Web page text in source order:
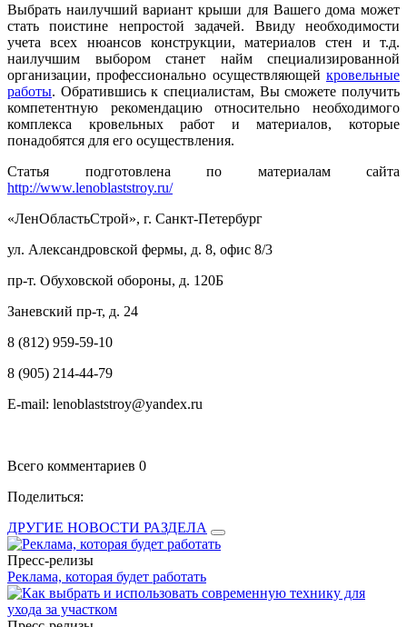
Выбрать наилучший вариант крыши для Вашего дома может
стать поистине непростой задачей. Ввиду необходимости
учета всех нюансов конструкции, материалов стен и т.д.
наилучшим выбором станет найм специализированной
организации, профессионально осуществляющей кровельные
работы. Обратившись к специалистам, Вы сможете получить
компетентную рекомендацию относительно необходимого
комплекса кровельных работ и материалов, которые
понадобятся для его осуществления.
Статья подготовлена по материалам сайта
http://www.lenoblaststroy.ru/
«ЛенОбластьСтрой», г. Санкт-Петербург
ул. Александровской фермы, д. 8, офис 8/3
пр-т. Обуховской обороны, д. 120Б
Заневский пр-т, д. 24
8 (812) 959-59-10
8 (905) 214-44-79
E-mail: lenoblaststroy@yandex.ru
Всего комментариев 0
Поделиться:
ДРУГИЕ НОВОСТИ РАЗДЕЛА
Пресс-релизы
Реклама, которая будет работать